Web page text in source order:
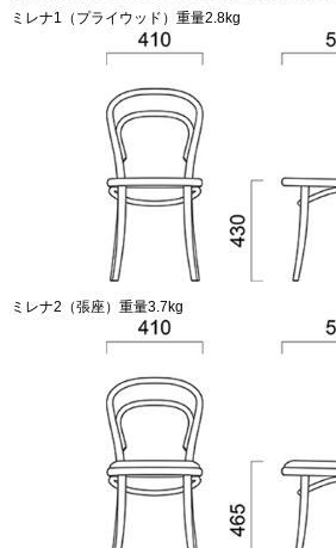
ミレナ1（プライウッド）重量2.8kg
ミレナ2（張座）重量3.7kg